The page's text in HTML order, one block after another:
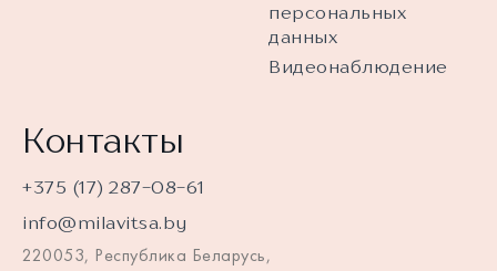
персональных
данных
Видеонаблюдение
Контакты
+375 (17) 287-08-61
info@milavitsa.by
220053, Республика Беларусь,